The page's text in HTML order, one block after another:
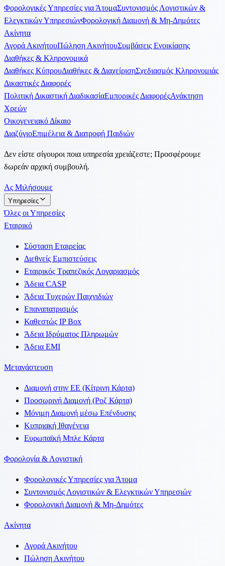
Φορολογικές Υπηρεσίες για ΆτομαΣυντονισμός Λογιστικών &
Ελεγκτικών ΥπηρεσιώνΦορολογική Διαμονή & Μη-Δημότες
Ακίνητα
Αγορά ΑκινήτουΠώληση ΑκινήτουΣυμβάσεις Ενοικίασης
Διαθήκες & Κληρονομικά
Διαθήκες ΚύπρουΔιαθήκες & ΔιαχείρισηΣχεδιασμός Κληρονομιάς
Δικαστικές Διαφορές
Πολιτική Δικαστική ΔιαδικασίαΕμπορικές ΔιαφορέςΑνάκτηση
Χρεών
Οικογενειακό Δίκαιο
ΔιαζύγιοΕπιμέλεια & Διατροφή Παιδιών
Δεν είστε σίγουροι ποια υπηρεσία χρειάζεστε; Προσφέρουμε
δωρεάν αρχική συμβουλή.
Ας Μιλήσουμε
Υπηρεσίες
Όλες οι Υπηρεσίες
Εταιρικό
Σύσταση Εταιρείας
Διεθνείς Εμπιστεύσεις
Εταιρικός Τραπεζικός Λογαριασμός
Άδεια CASP
Άδεια Τυχερών Παιχνιδιών
Επαναπατρισμός
Καθεστώς IP Box
Άδεια Ιδρύματος Πληρωμών
Άδεια EMI
Μετανάστευση
Διαμονή στην ΕΕ (Κίτρινη Κάρτα)
Προσωρινή Διαμονή (Ροζ Κάρτα)
Μόνιμη Διαμονή μέσω Επένδυσης
Κυπριακή Ιθαγένεια
Ευρωπαϊκή Μπλε Κάρτα
Φορολογία & Λογιστική
Φορολογικές Υπηρεσίες για Άτομα
Συντονισμός Λογιστικών & Ελεγκτικών Υπηρεσιών
Φορολογική Διαμονή & Μη-Δημότες
Ακίνητα
Αγορά Ακινήτου
Πώληση Ακινήτου